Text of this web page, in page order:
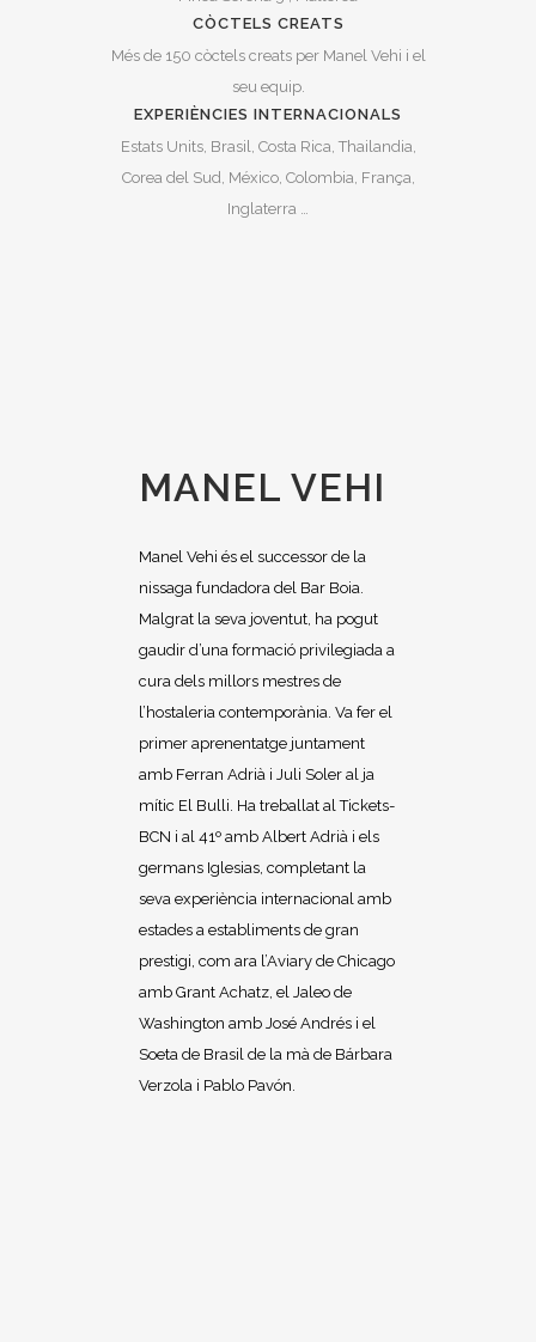
CÒCTELS CREATS
Més de 150 còctels creats per Manel Vehi i el
seu equip.
EXPERIÈNCIES INTERNACIONALS
Estats Units, Brasil, Costa Rica, Thailandia,
Corea del Sud, México, Colombia, França,
Inglaterra …
MANEL VEHI
Manel Vehi és el successor de la
nissaga fundadora del Bar Boia.
Malgrat la seva joventut, ha pogut
gaudir d’una formació privilegiada a
cura dels millors mestres de
l’hostaleria contemporània. Va fer el
primer aprenentatge juntament
amb Ferran Adrià i Juli Soler al ja
mític El Bulli. Ha treballat al Tickets-
BCN i al 41º amb Albert Adrià i els
germans Iglesias, completant la
seva experiència internacional amb
estades a establiments de gran
prestigi, com ara l’Aviary de Chicago
amb Grant Achatz, el Jaleo de
Washington amb José Andrés i el
Soeta de Brasil de la mà de Bárbara
Verzola i Pablo Pavón.